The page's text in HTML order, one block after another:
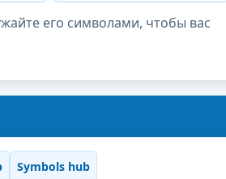
его символами, чтобы вас
Symbols hub